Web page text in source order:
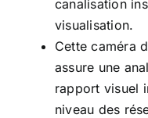
canalisation
visualisation.
Cette caméra
assure une
rapport visuel
niveau des